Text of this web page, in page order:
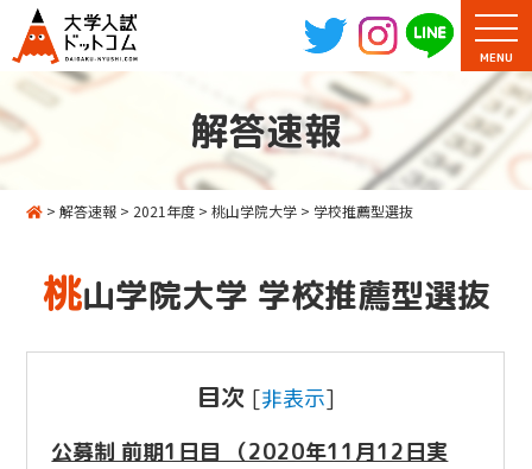
MENU
解答速報
>解答速報 > 2021年度 >桃山学院大学 > 学校推薦型選抜
桃山学院大学 学校推薦型選抜
目次 [非表示]
公募制 前期1日目 （2020年11月12日実